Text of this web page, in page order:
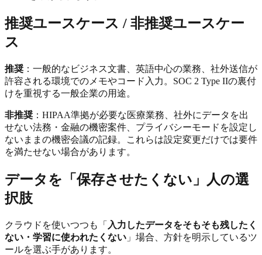
推奨ユースケース / 非推奨ユースケー
ス
推奨 ：一般的なビジネス文書、英語中心の業務、社外送信が
許容される環境でのメモやコード入力。SOC 2 Type IIの裏付
けを重視する一般企業の用途。
非推奨 ：HIPAA準拠が必要な医療業務、社外にデータを出
せない法務・金融の機密案件、プライバシーモードを設定し
ないままの機密会議の記録。これらは設定変更だけでは要件
を満たせない場合があります。
データを「保存させたくない」人の選
択肢
クラウドを使いつつも「 入力したデータをそもそも残したく
ない・学習に使われたくない 」場合、方針を明示しているツ
ールを選ぶ手があります。